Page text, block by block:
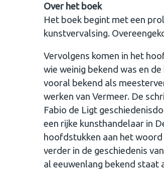
Over het boek
Het boek begint met een
kunstvervalsing.
Vervolgens komen in het
wie weinig bekend was en
vooral bekend als
werken van Vermeer. De
Fabio de Ligt
een rijke kunsthandelaar in
hoofdstukken aan het
verder in de geschiedenis
al eeuwenlang bekend